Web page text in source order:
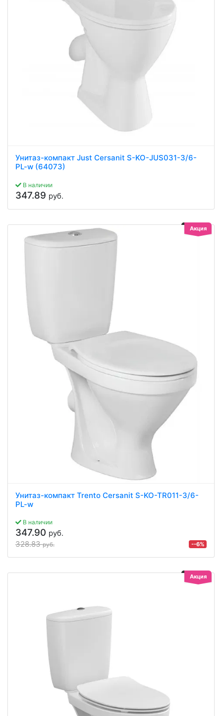
Унитаз-компакт Just Cersanit S-KO-JUS031-3/6-
PL-w (64073)
В наличии
347.89 руб.
Акция
Унитаз-компакт Trento Cersanit S-KO-TR011-3/6-
PL-w
В наличии
347.90 руб.
328.83руб. --6%
Акция